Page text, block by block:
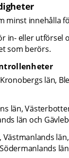
minst innehålla
in- eller utförsel
som berörs.
län,
län,
län och
Västmanlands